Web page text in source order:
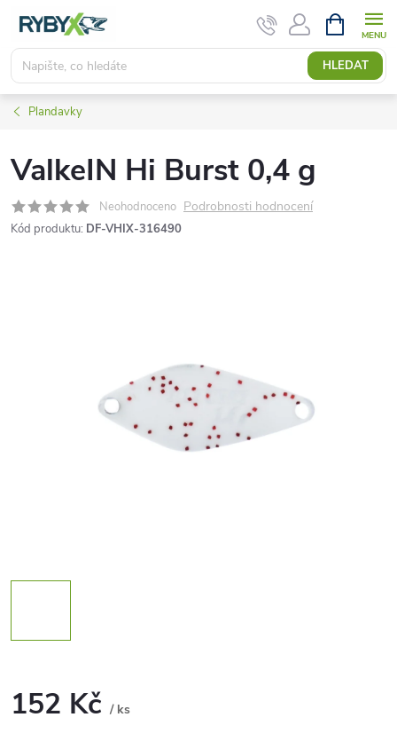
obsah
HLEDAT
NÁKUPNÍ
KOŠÍK
Plandavky
ValkeIN Hi Burst 0,4 g
Neohodnoceno Podrobnosti hodnocení
Kód produktu: DF-VHIX-316490
152 Kč / ks